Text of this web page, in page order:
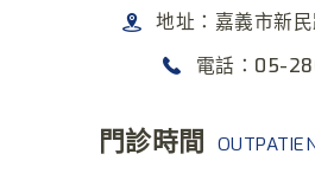
地址：嘉義市新
電話：05-
門診時間